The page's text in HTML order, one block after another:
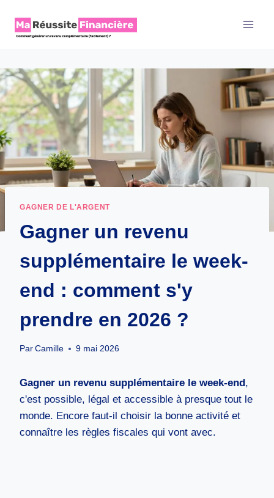
contenu
GAGNER DE L'ARGENT
Gagner un revenu
supplémentaire le week-
end : comment s'y
prendre en 2026 ?
Par Camille 9 mai 2026
Gagner un revenu supplémentaire le week-end,
c'est possible, légal et accessible à presque tout le
monde. Encore faut-il choisir la bonne activité et
connaître les règles fiscales qui vont avec.